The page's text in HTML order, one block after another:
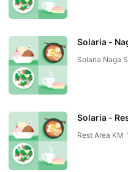
Solaria -
Solaria Naga
Solaria -
Rest Area